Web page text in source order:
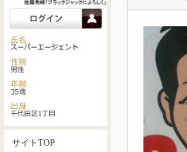
サイトTOP